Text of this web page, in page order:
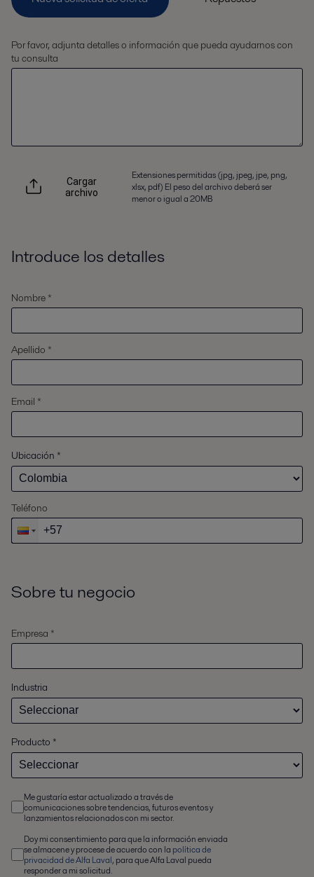
Por favor, adjunta detalles o información que pueda ayudarnos con
tu consulta
Cargar
archivo
Extensiones permitidas (jpg, jpeg, jpe, png,
xlsx, pdf) El peso del archivo deberá ser
menor o igual a 20MB
Introduce los detalles
Nombre *
Apellido *
Email *
Ubicación *
Teléfono
Sobre tu negocio
Empresa *
Industria
Producto *
Me gustaría estar actualizado a través de
comunicaciones sobre tendencias, futuros eventos y
lanzamientos relacionados con mi sector.
Doy mi consentimiento para que la información enviada
se almacene y procese de acuerdo con la política de
privacidad de Alfa Laval, para que Alfa Laval pueda
responder a mi solicitud.